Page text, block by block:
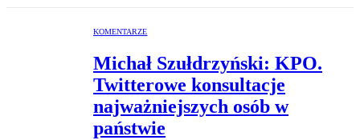
KOMENTARZE
Michał Szułdrzyński: KPO.
Twitterowe konsultacje
najważniejszych osób w
państwie